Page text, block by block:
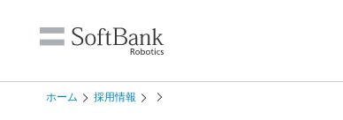
ホーム 採用情報